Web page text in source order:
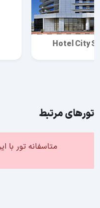
Hotel City
تورهای مرتبط
متاسفانه تور